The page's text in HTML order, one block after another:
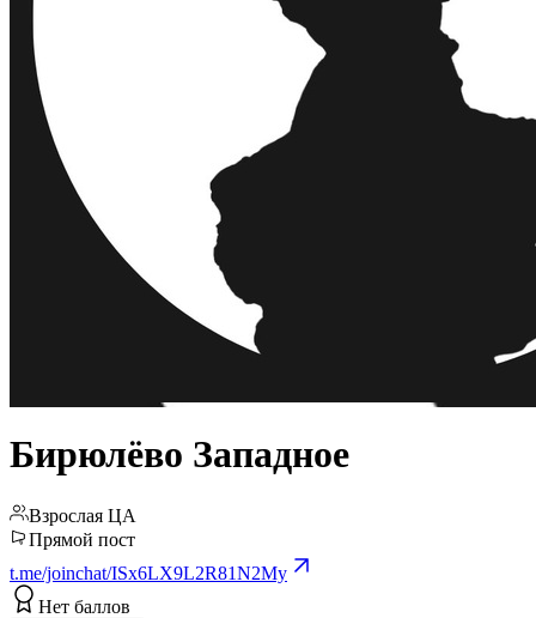
Бирюлёво Западное
Взрослая ЦА
Прямой пост
t.me/joinchat/ISx6LX9L2R81N2My
Нет баллов